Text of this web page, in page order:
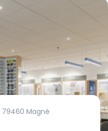
79460 Magné